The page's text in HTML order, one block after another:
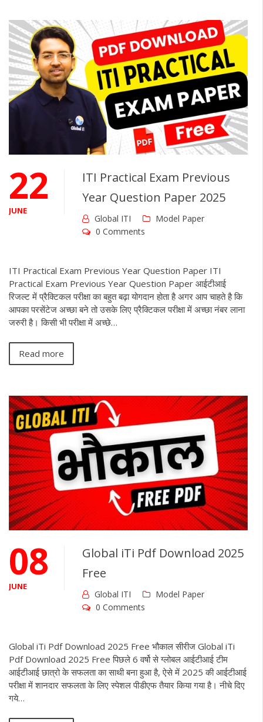
22
JUNE
ITI Practical Exam Previous
Year Question Paper 2025
Global ITI
Model Paper
0 Comments
ITI Practical Exam Previous Year Question Paper ITI
Practical Exam Previous Year Question Paper आईटीआई
रिजल्ट में प्रैक्टिकल परीक्षा का बहुत बढ़ा योगदान होता है अगर आप चाहते है कि
आपका परसेंटेज अच्छा बने तो उसके लिए प्रैक्टिकल परीक्षा में अच्छा नंबर लाना
जरुरी है। किसी भी परीक्षा में अच्छे…
Read more
08
JUNE
Global iTi Pdf Download 2025
Free
Global ITI
Model Paper
0 Comments
Global iTi Pdf Download 2025 Free भौकाल सीरीज Global iTi
Pdf Download 2025 Free पिछले 6 वर्षो से ग्लोबल आईटीआई टीम
आईटीआई छात्रो के सफलता का साथी बना हुआ है, ऐसे में 2025 की आईटीआई
परीक्षा में शानदार सफलता के लिए स्पेशल पीडीएफ तैयार किया गया है। नीचे दिए
गये…